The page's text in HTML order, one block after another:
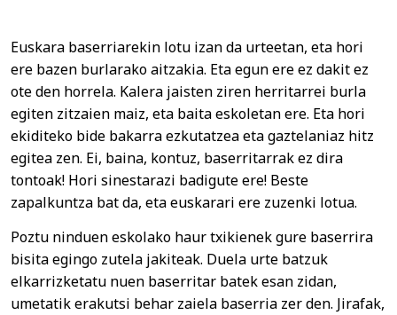
Euskara baserriarekin lotu izan da urteetan, eta hori
ere bazen burlarako aitzakia. Eta egun ere ez dakit ez
ote den horrela. Kalera jaisten ziren herritarrei burla
egiten zitzaien maiz, eta baita eskoletan ere. Eta hori
ekiditeko bide bakarra ezkutatzea eta gaztelaniaz hitz
egitea zen. Ei, baina, kontuz, baserritarrak ez dira
tontoak! Hori sinestarazi badigute ere! Beste
zapalkuntza bat da, eta euskarari ere zuzenki lotua.
Poztu ninduen eskolako haur txikienek gure baserrira
bisita egingo zutela jakiteak. Duela urte batzuk
elkarrizketatu nuen baserritar batek esan zidan,
umetatik erakutsi behar zaiela baserria zer den. Jirafak,